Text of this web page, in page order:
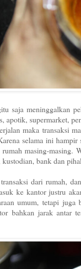
saja meninggalkan
apotik, supermarket,
maka transaksi
selama ini
masing-masing.
bank dan
dari rumah,
ke kantor justru
umum, tetapi
bahkan jarak antar